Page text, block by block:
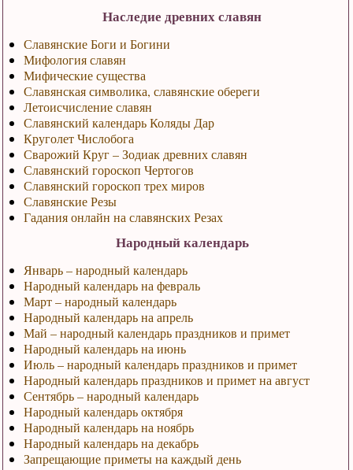
Наследие древних славян
Славянские Боги и Богини
Мифология славян
Мифические существа
Славянская символика, славянские обереги
Летоисчисление славян
Славянский календарь Коляды Дар
Круголет Числобога
Сварожий Круг – Зодиак древних славян
Славянский гороскоп Чертогов
Славянский гороскоп трех миров
Славянские Резы
Гадания онлайн на славянских Резах
Народный календарь
Январь – народный календарь
Народный календарь на февраль
Март – народный календарь
Народный календарь на апрель
Май – народный календарь праздников и примет
Народный календарь на июнь
Июль – народный календарь праздников и примет
Народный календарь праздников и примет на август
Сентябрь – народный календарь
Народный календарь октября
Народный календарь на ноябрь
Народный календарь на декабрь
Запрещающие приметы на каждый день